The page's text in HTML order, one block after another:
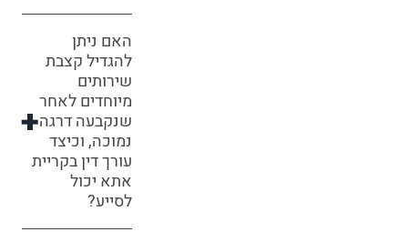
האם ניתן
להגדיל קצבת
שירותים
מיוחדים לאחר
שנקבעה דרגה
נמוכה, וכיצד
עורך דין בקריית
אתא יכול
לסייע?